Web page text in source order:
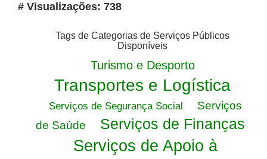
# Visualizações: 738
Tags de Categorias de Serviços Públicos
Disponíveis
Turismo e Desporto
Transportes e Logística
Serviços de Segurança Social
Serviços
de Saúde
Serviços de Finanças
Serviços de Apoio à